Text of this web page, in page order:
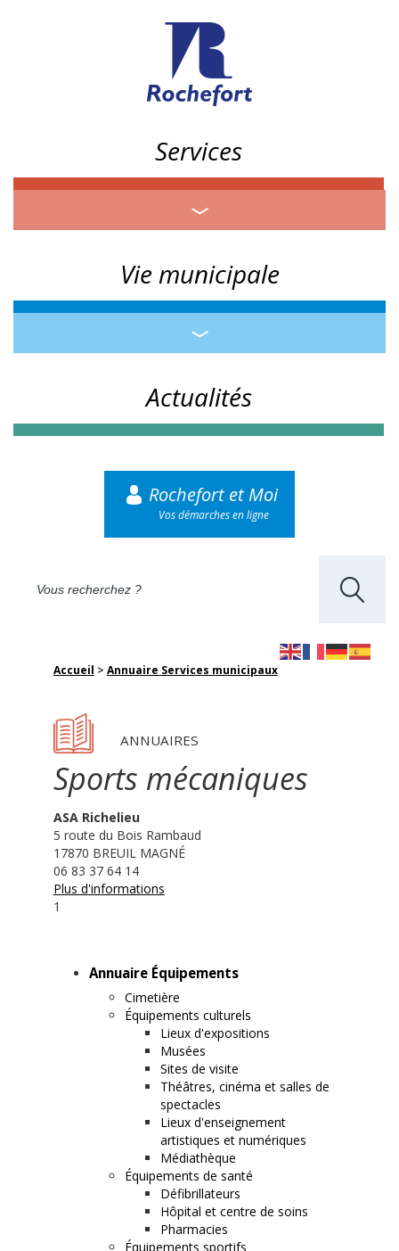
Services
Vie municipale
Actualités
Rochefort et Moi
Vos démarches en ligne
Accueil > Annuaire Services municipaux
ANNUAIRES
Sports mécaniques
ASA Richelieu
5 route du Bois Rambaud
17870 BREUIL MAGNÉ
06 83 37 64 14
Plus d'informations
1
Annuaire Équipements
Cimetière
Équipements culturels
Lieux d'expositions
Musées
Sites de visite
Théâtres, cinéma et salles de
spectacles
Lieux d'enseignement
artistiques et numériques
Médiathèque
Équipements de santé
Défibrillateurs
Hôpital et centre de soins
Pharmacies
Équipements sportifs